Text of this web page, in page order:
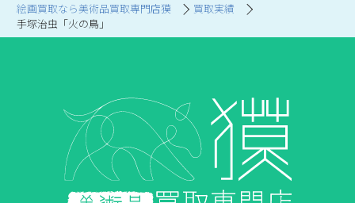
絵画買取なら美術品買取専門店獏
買取実績
手塚治虫「火の鳥」